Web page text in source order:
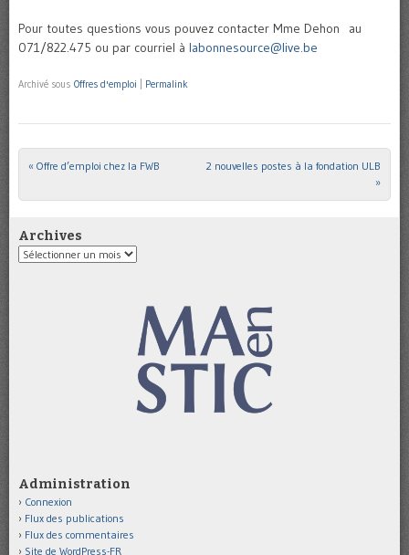
Pour toutes questions vous pouvez contacter Mme Dehon au
071/822.475 ou par courriel à labonnesource@live.be
Archivé sous Offres d'emploi Permalink
Post navigation
« Offre d’emploi chez la FWB
2 nouvelles postes à la fondation ULB
»
Archives
Archives
Administration
Connexion
Flux des publications
Flux des commentaires
Site de WordPress-FR